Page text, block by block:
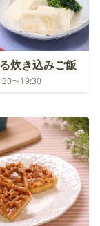
炊き込みご飯
〜19:30